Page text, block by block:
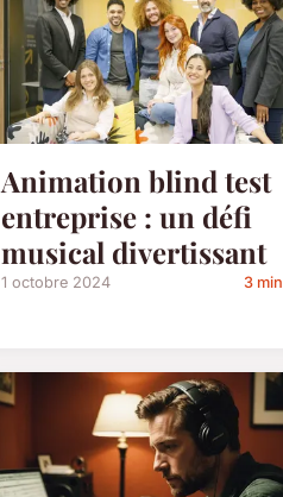
Animation blind test
entreprise : un défi
musical divertissant
1 octobre 2024 3 min